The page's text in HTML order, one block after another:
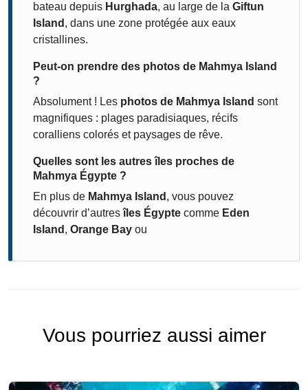
bateau depuis Hurghada, au large de la Giftun
Island , dans une zone protégée aux eaux
cristallines.
Peut-on prendre des photos de Mahmya Island
?
Absolument ! Les photos de Mahmya Island sont
magnifiques : plages paradisiaques, récifs
coralliens colorés et paysages de rêve.
Quelles sont les autres îles proches de
Mahmya Égypte ?
En plus de Mahmya Island , vous pouvez
découvrir d’autresîles Égypte comme Eden
Island , Orange Bay ou
Vous pourriez aussi aimer